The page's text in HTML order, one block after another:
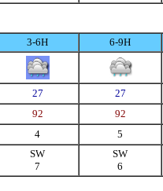
3-6H
6-9H
27
27
92
92
4 5
SW
7
SW
6